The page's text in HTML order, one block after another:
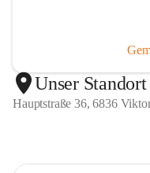
Unser Standort
Hauptstraße 36, 6836